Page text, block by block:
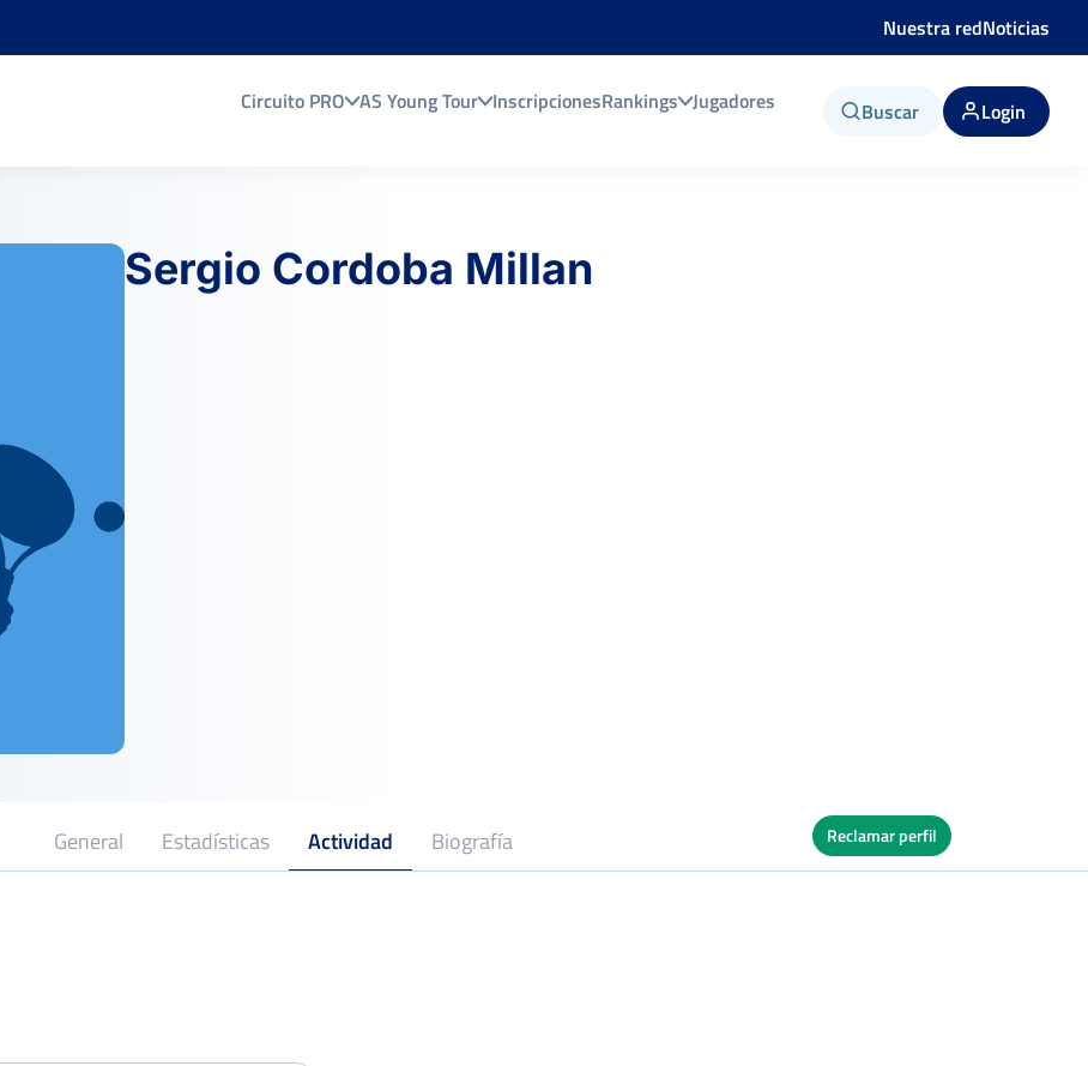
Nuestra redNoticias
Circuito PRO AS Young Tour InscripcionesRankings Jugadores Buscar Login
Sergio Cordoba Millan
General Estadísticas Actividad Biografía Reclamar perfil